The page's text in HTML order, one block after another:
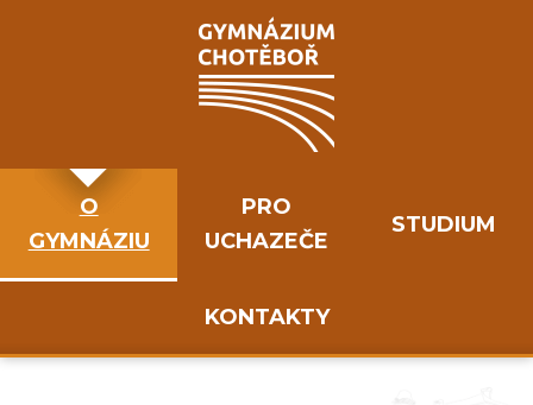
O
GYMNÁZIU
PRO
UCHAZEČE
STUDIUM
KONTAKTY